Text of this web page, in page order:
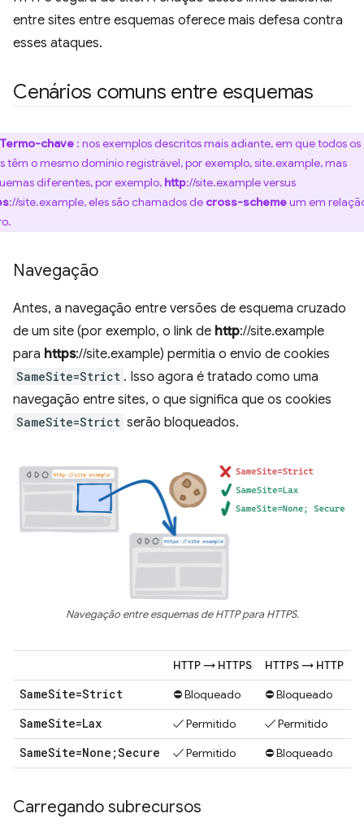
entre sites entre esquemas oferece mais defesa contra
esses ataques.
Cenários comuns entre esquemas
Termo-chave : nos exemplos descritos mais adiante, em que todos os
têm o mesmo domínio registrável, por exemplo, site.example, mas
diferentes, por exemplo, http://site.example versus
://site.example, eles são chamados de cross-schemeum em
Navegação
Antes, a navegação entre versões de esquema cruzado
de um site (por exemplo, o link de http://site.example
para https://site.example) permitia o envio de cookies
SameSite=Strict . Isso agora é tratado como uma
navegação entre sites, o que significa que os cookies
SameSite=Strict serão bloqueados.
Navegação entre esquemas de HTTP para HTTPS.
HTTP → HTTPS HTTPS → HTTP
SameSite=Strict ⛔ Bloqueado ⛔ Bloqueado
SameSite=Lax ✓ Permitido ✓ Permitido
SameSite=None;Secure ✓ Permitido ⛔ Bloqueado
Carregando subrecursos